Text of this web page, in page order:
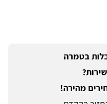
בטמרה
מהירה!